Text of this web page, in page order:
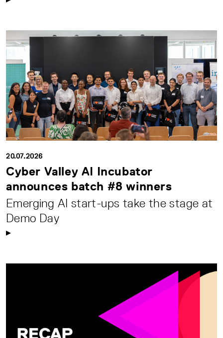
20.07.2026
Cyber Valley AI Incubator
announces batch #8 winners
Emerging AI start-ups take the stage at
Demo Day